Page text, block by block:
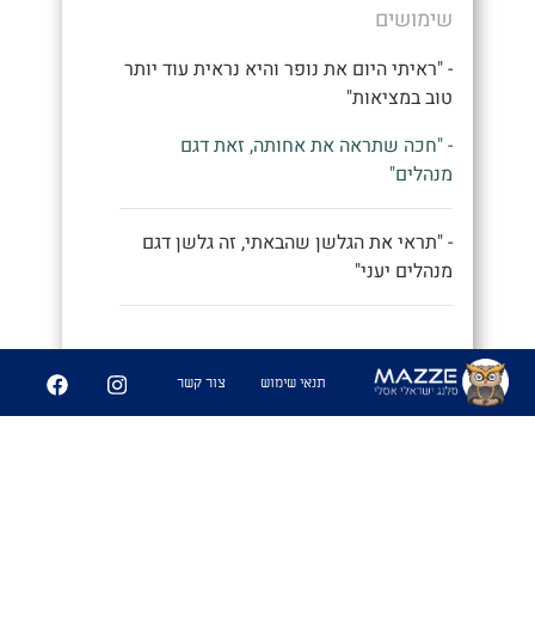
שימושים
- "ראיתי היום את נופר והיא נראית עוד יותר
טוב במציאות"
- "חכה שתראה את אחותה, זאת דגם
מנהלים"
- "תראי את הגלשן שהבאתי, זה גלשן דגם
מנהלים יעני"
תנאי שימוש צור קשר